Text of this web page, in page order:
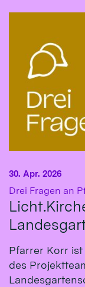
Drei Fragen an
30. Apr. 2026
Pfarrer Korr ist
des